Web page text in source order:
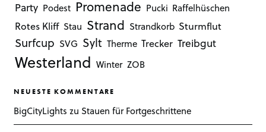
Party Podest Promenade Pucki Raffelhüschen
Rotes Kliff Stau Strand Strandkorb Sturmflut
Surfcup SVG Sylt Therme Trecker Treibgut
Westerland Winter ZOB
NEUESTE KOMMENTARE
BigCityLights zu Stauen für Fortgeschrittene